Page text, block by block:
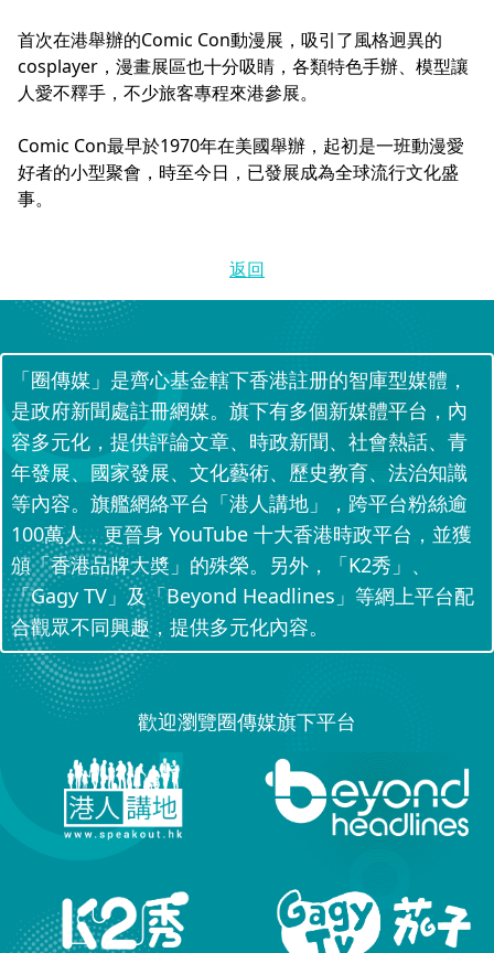
首次在港舉辦的Comic Con動漫展，吸引了風格迥異的
cosplayer，漫畫展區也十分吸睛，各類特色手辦、模型讓
人愛不釋手，不少旅客專程來港參展。
Comic Con最早於1970年在美國舉辦，起初是一班動漫愛
好者的小型聚會，時至今日，已發展成為全球流行文化盛
事。
返回
「圈傳媒」是齊心基金轄下香港註册的智庫型媒體，
是政府新聞處註冊網媒。旗下有多個新媒體平台，內
容多元化，提供評論文章、時政新聞、社會熱話、青
年發展、國家發展、文化藝術、歷史教育、法治知識
等內容。旗艦網絡平台「港人講地」，跨平台粉絲逾
100萬人，更晉身 YouTube 十大香港時政平台，並獲
頒「香港品牌大奬」的殊榮。另外，「K2秀」、
「Gagy TV」及「Beyond Headlines」等網上平台配
合觀眾不同興趣，提供多元化內容。
歡迎瀏覽圈傳媒旗下平台